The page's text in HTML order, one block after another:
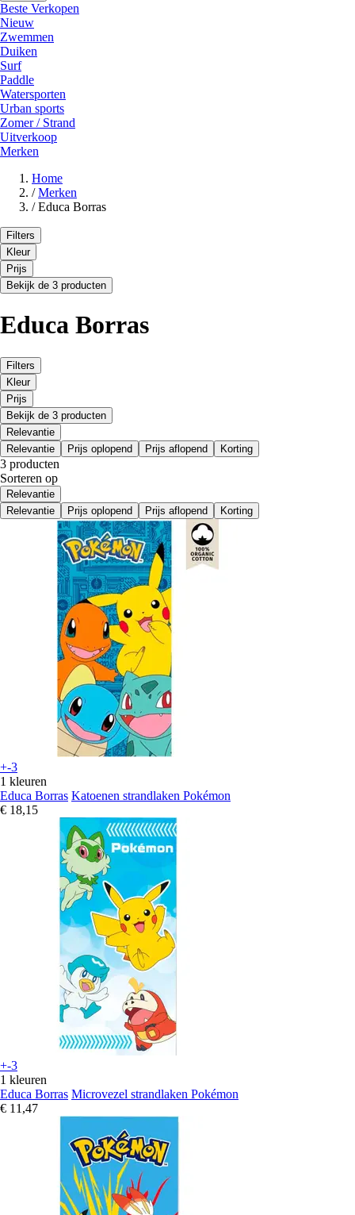
Beste Verkopen
Nieuw
Zwemmen
Duiken
Surf
Paddle
Watersporten
Urban sports
Zomer / Strand
Uitverkoop
Merken
Home
/ Merken
/ Educa Borras
Filters
Kleur
Prijs
Bekijk de 3 producten
Educa Borras
Filters
Kleur
Prijs
Bekijk de 3 producten
Relevantie
Relevantie
Prijs oplopend Prijs aflopend Korting
3 producten
Sorteren op
Relevantie
Relevantie
Prijs oplopend Prijs aflopend Korting
+-3
1 kleuren
Educa Borras Katoenen strandlaken Pokémon
€ 18,15
+-3
1 kleuren
Educa Borras Microvezel strandlaken Pokémon
€ 11,47